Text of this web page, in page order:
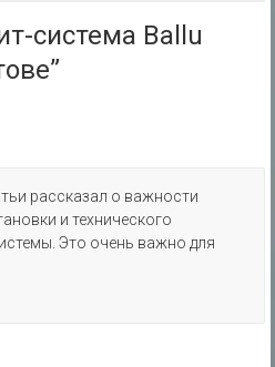
система Ballu
”
рассказал о важности
и технического
Это очень важно для